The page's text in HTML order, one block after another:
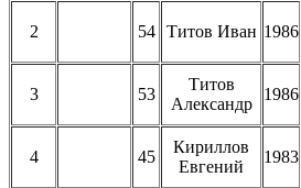
2 54 Титов Иван 1986
3 53
Титов
Александр
1986
4 45
Кириллов
Евгений
1983